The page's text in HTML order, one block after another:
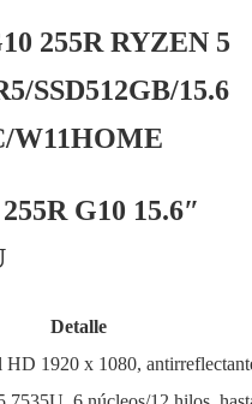
255R RYZEN 5
SSD512GB/15.6
W11HOME
G10 15.6″
Detalle
HD 1920 x 1080,